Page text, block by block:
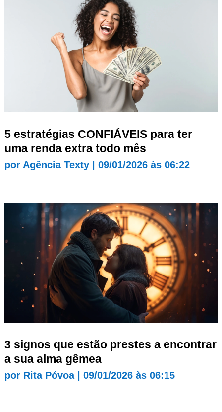
5 estratégias CONFIÁVEIS para ter
uma renda extra todo mês
por Agência Texty| 09/01/2026 às 06:22
3 signos que estão prestes a encontrar
a sua alma gêmea
por Rita Póvoa| 09/01/2026 às 06:15